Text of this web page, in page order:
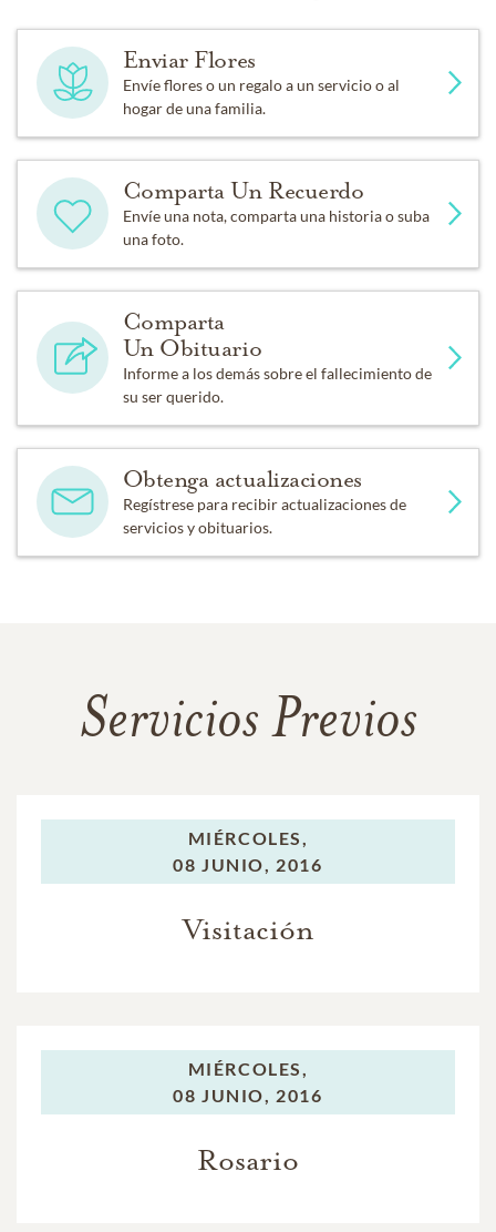
Enviar Flores
Envíe flores o un regalo a un servicio o al
hogar de una familia.
Comparta Un Recuerdo
Envíe una nota, comparta una historia o suba
una foto.
Comparta
Un Obituario
Informe a los demás sobre el fallecimiento de
su ser querido.
Obtenga actualizaciones
Regístrese para recibir actualizaciones de
servicios y obituarios.
Servicios Previos
MIÉRCOLES,
08 JUNIO, 2016
Visitación
MIÉRCOLES,
08 JUNIO, 2016
Rosario